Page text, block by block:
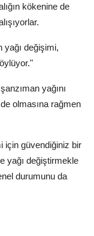
kökenine de
yağı değişimi,
yağını
olmasına rağmen
için güvendiğiniz bir
yağı değiştirmekle
durumunu da